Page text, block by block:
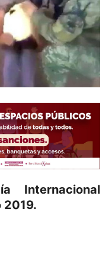
Internacional
2019.